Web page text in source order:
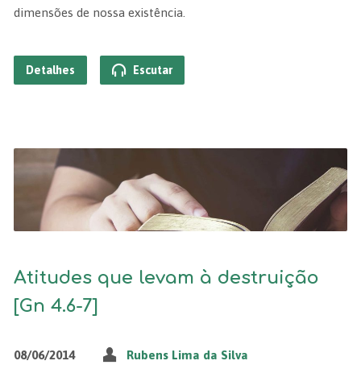
dimensões de nossa existência.
Detalhes Escutar
Atitudes que levam à destruição
[Gn 4.6-7]
08/06/2014 Rubens Lima da Silva